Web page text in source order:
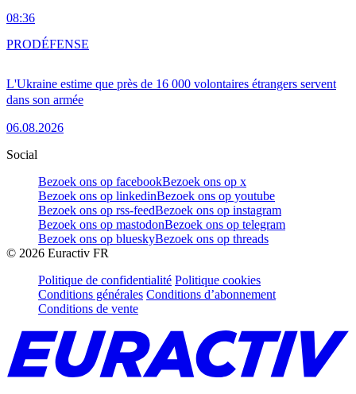
08:36
L'Ukraine estime que près de 16 000 volontaires étrangers servent
dans son armée
06.08.2026
PRODÉFENSE
Social
Bezoek ons op facebookBezoek ons op x
Bezoek ons op linkedinBezoek ons op youtube
Bezoek ons op rss-feedBezoek ons op instagram
Bezoek ons op mastodonBezoek ons op telegram
Bezoek ons op blueskyBezoek ons op threads
© 2026 Euractiv FR
Politique de confidentialité Politique cookies
Conditions générales Conditions d’abonnement
Conditions de vente